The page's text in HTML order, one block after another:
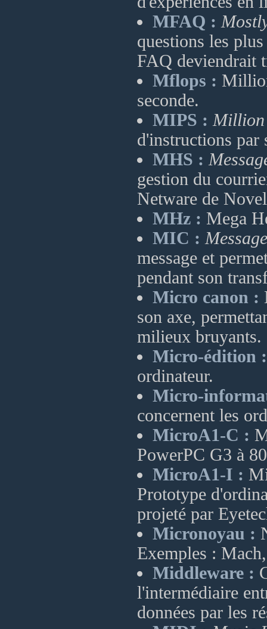
MFAQ :
questions les
FAQ deviendrait
Mflops :
seconde.
MIPS : Million
d'instructions par
MHS :
gestion du
Netware de
MHz : Mega
MIC :
message et
pendant son
Micro canon :
son axe,
milieux bruyants.
Micro-édition :
ordinateur.
Micro-
concernent les
MicroA1-C :
PowerPC G3 à
MicroA1-I :
Prototype
projeté par
Micronoyau :
Exemples :
Middleware :
l'intermédiaire
données par les